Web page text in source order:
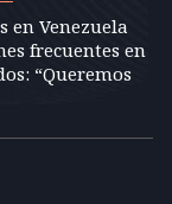
en Venezuela
frecuentes en
“Queremos